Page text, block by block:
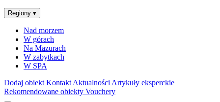
Regiony ▾
Nad morzem
W górach
Na Mazurach
W zabytkach
W SPA
Dodaj obiekt Kontakt Aktualności Artykuły eksperckie
Rekomendowane obiekty Vouchery